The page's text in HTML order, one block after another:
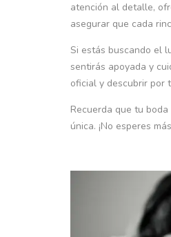
atención al detalle,
asegurar que cada
Si estás buscando el
sentirás apoyada y
oficial y descubrir por
Recuerda que tu
única. ¡No esperes